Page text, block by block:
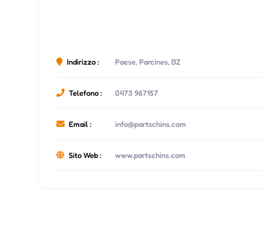
Indirizzo : Paese, Parcines, BZ
Telefono : 0473 967157
Email : info@partschins.com
Sito Web : www.partschins.com